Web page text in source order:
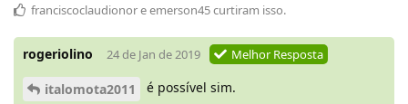
franciscoclaudionoreemerson45curtiram isso.
rogeriolino 24 de Jan de 2019 Melhor Resposta
italomota2011 é possível sim.